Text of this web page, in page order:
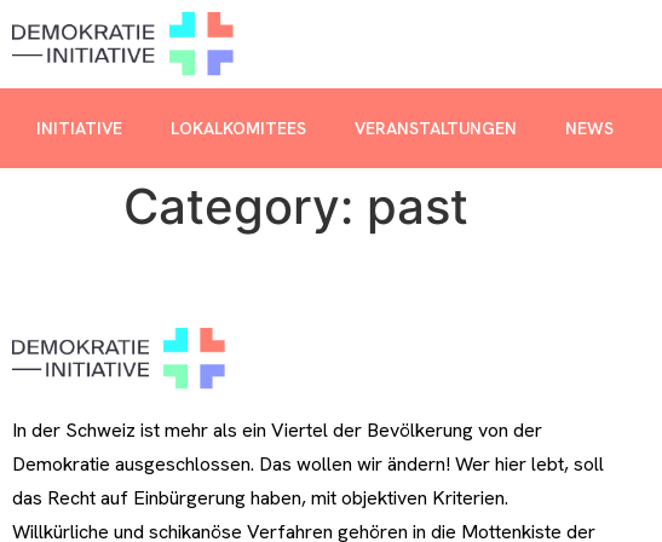
INITIATIVE LOKALKOMITEES VERANSTALTUNGEN NEWS
Category: past
In der Schweiz ist mehr als ein Viertel der Bevölkerung von der
Demokratie ausgeschlossen. Das wollen wir ändern! Wer hier lebt, soll
das Recht auf Einbürgerung haben, mit objektiven Kriterien.
Willkürliche und schikanöse Verfahren gehören in die Mottenkiste der